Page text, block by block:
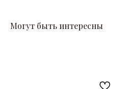
Могут быть интересны